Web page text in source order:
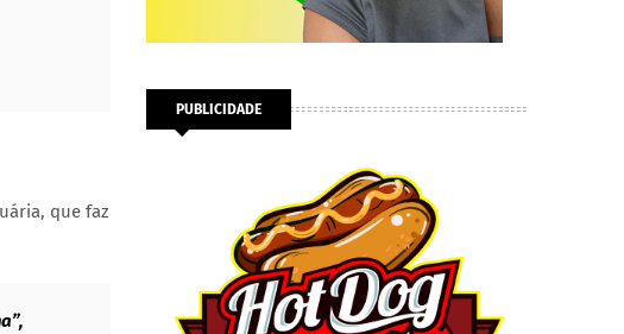
que faz
PUBLICIDADE